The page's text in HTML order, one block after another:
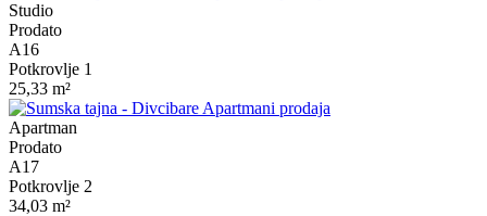
Studio
Prodato
A16
Potkrovlje 1
25,33 m²
Apartman
Prodato
A17
Potkrovlje 2
34,03 m²